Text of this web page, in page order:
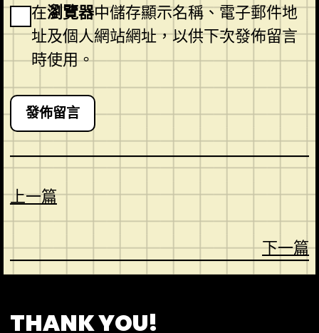
在瀏覽器中儲存顯示名稱、電子郵件地
址及個人網站網址，以供下次發佈留言
時使用。
上一篇
下一篇
THANK YOU!